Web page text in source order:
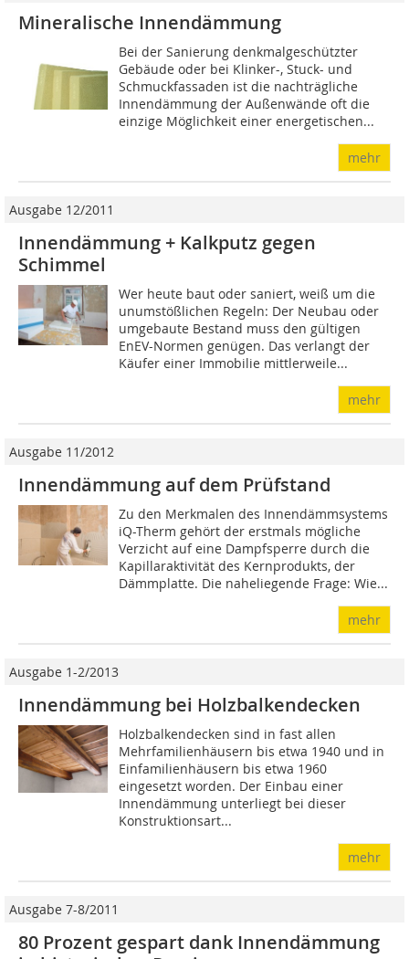
Mineralische Innendämmung
Bei der Sanierung denkmalgeschützter
Gebäude oder bei Klinker-, Stuck- und
Schmuckfassaden ist die nachträgliche
Innendämmung der Außenwände oft die
einzige Möglichkeit einer energetischen...
mehr
Ausgabe 12/2011
Innendämmung + Kalkputz gegen
Schimmel
Wer heute baut oder saniert, weiß um die
unumstößlichen Regeln: Der Neubau oder
umgebaute Bestand muss den gültigen
EnEV-Normen genügen. Das verlangt der
Käufer einer Immobilie mittlerweile...
mehr
Ausgabe 11/2012
Innendämmung auf dem Prüfstand
Zu den Merkmalen des Innendämmsystems
iQ-Therm gehört der erstmals mögliche
Verzicht auf eine Dampfsperre durch die
Kapillaraktivität des Kernprodukts, der
Dämmplatte. Die naheliegende Frage: Wie...
mehr
Ausgabe 1-2/2013
Innendämmung bei Holzbalkendecken
Holzbalkendecken sind in fast allen
Mehrfamilienhäusern bis etwa 1940 und in
Einfamilienhäusern bis etwa 1960
eingesetzt worden. Der Einbau einer
Innendämmung unterliegt bei dieser
Konstruktionsart...
mehr
Ausgabe 7-8/2011
80 Prozent gespart dank Innendämmung